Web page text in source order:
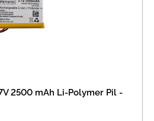
2500 mAh Li-Polymer Pil -